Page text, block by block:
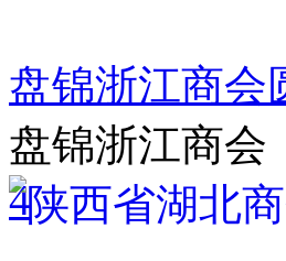
盘锦浙江商会
盘锦浙江商会
4